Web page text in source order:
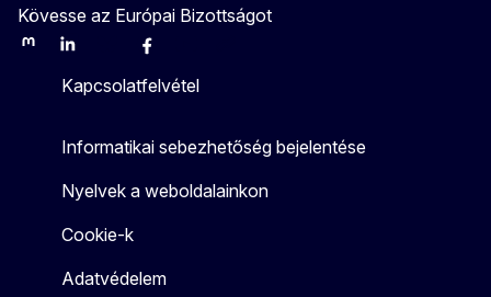
Kövesse az Európai Bizottságot
MastodonLinkedInBlueskyFacebook
Kapcsolatfelvétel
Informatikai sebezhetőség bejelentése
Nyelvek a weboldalainkon
Cookie-k
Adatvédelem